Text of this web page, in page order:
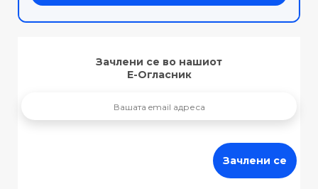
Зачлени се во нашиот
Е-Огласник